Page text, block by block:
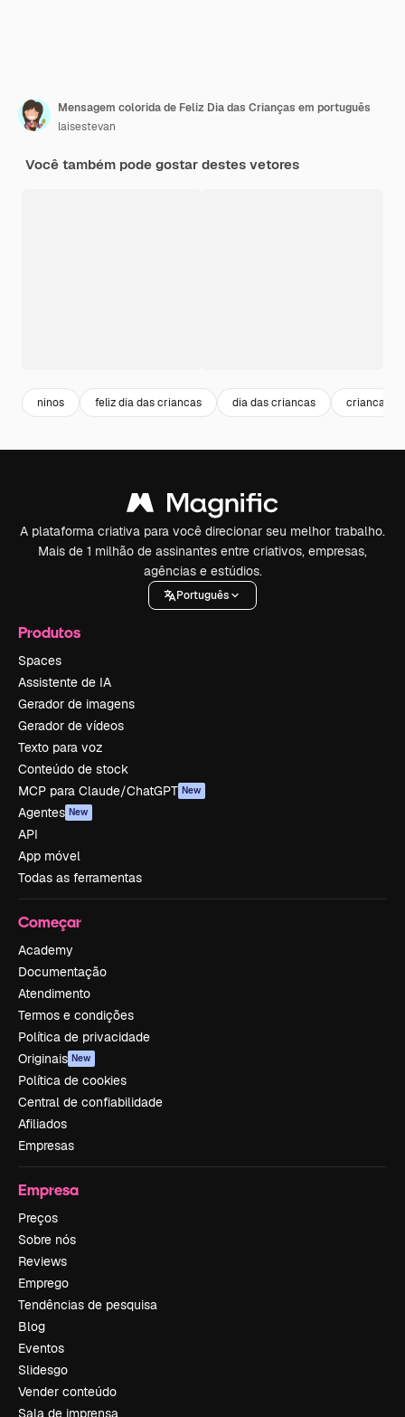
Mensagem colorida de Feliz Dia das Crianças em português
laisestevan
Você também pode gostar destes vetores
ninos feliz dia das criancas dia das criancas criancas
A plataforma criativa para você direcionar seu melhor trabalho.
Mais de 1 milhão de assinantes entre criativos, empresas,
agências e estúdios.
Português
Produtos
Spaces
Assistente de IA
Gerador de imagens
Gerador de vídeos
Texto para voz
Conteúdo de stock
MCP para Claude/ChatGPT New
Agentes New
API
App móvel
Todas as ferramentas
Começar
Academy
Documentação
Atendimento
Termos e condições
Política de privacidade
Originais New
Política de cookies
Central de confiabilidade
Afiliados
Empresas
Empresa
Preços
Sobre nós
Reviews
Emprego
Tendências de pesquisa
Blog
Eventos
Slidesgo
Vender conteúdo
Sala de imprensa